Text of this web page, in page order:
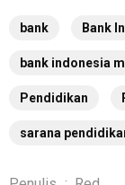
bank Bank
bank indonesia
Pendidikan
sarana